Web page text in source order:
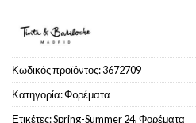
Κωδικός προϊόντος:3672709
Κατηγορία:Φoρέματα
Ετικέτες:Spring-Summer 24,Φορέματα